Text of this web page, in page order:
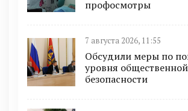
профосмотры
7 августа 2026, 11:55
Обсудили меры по
уровня общественной
безопасности